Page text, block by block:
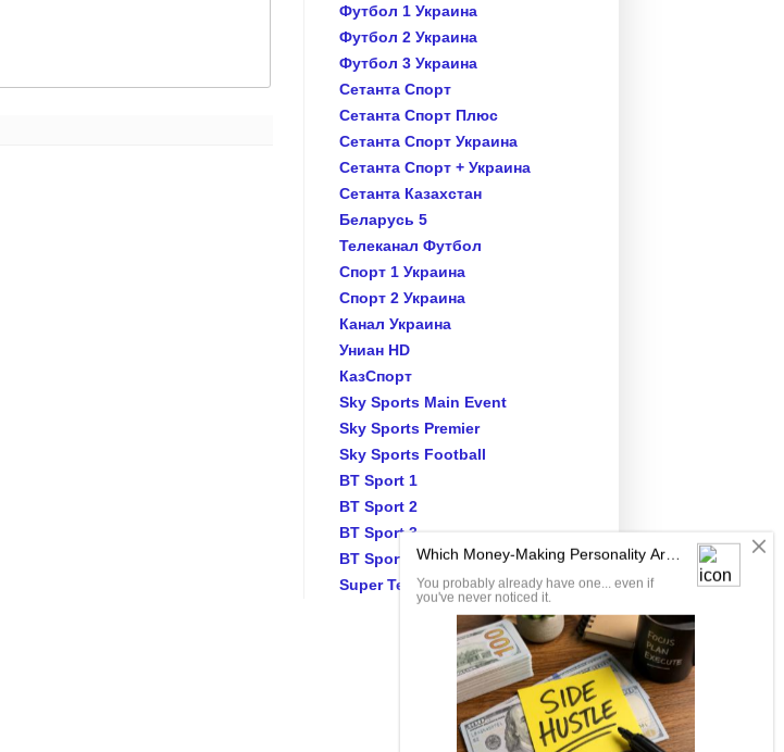
Футбол 1 Украина
Футбол 2 Украина
Футбол 3 Украина
Сетанта Спорт
Сетанта Спорт Плюс
Сетанта Спорт Украина
Сетанта Спорт + Украина
Сетанта Казахстан
Беларусь 5
Телеканал Футбол
Спорт 1 Украина
Спорт 2 Украина
Канал Украина
Униан HD
КазСпорт
Sky Sports Main Event
Sky Sports Premier
Sky Sports Football
BT Sport 1
BT Sport 2
BT Sport 3
BT Sport ESPN
Super Tennis